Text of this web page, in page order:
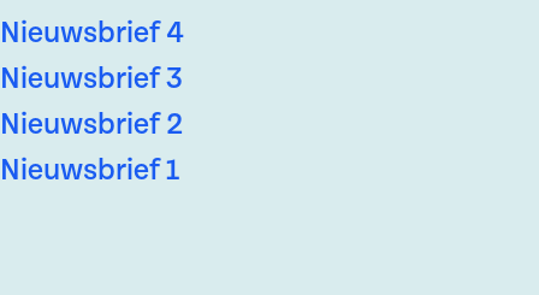
Nieuwsbrief 4
Nieuwsbrief 3
Nieuwsbrief 2
Nieuwsbrief 1